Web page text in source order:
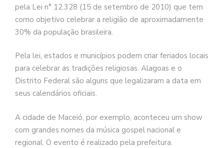
pela Lei n° 12.328 (15 de setembro de 2010) que tem
como objetivo celebrar a religião de aproximadamente
30% da população brasileira.
Pela lei, estados e municípios podem criar feriados locais
para celebrar as tradições religiosas. Alagoas e o
Distrito Federal são alguns que legalizaram a data em
seus calendários oficiais.
A cidade de Maceió, por exemplo, aconteceu um show
com grandes nomes da música gospel nacional e
regional. O evento é realizado pela prefeitura.